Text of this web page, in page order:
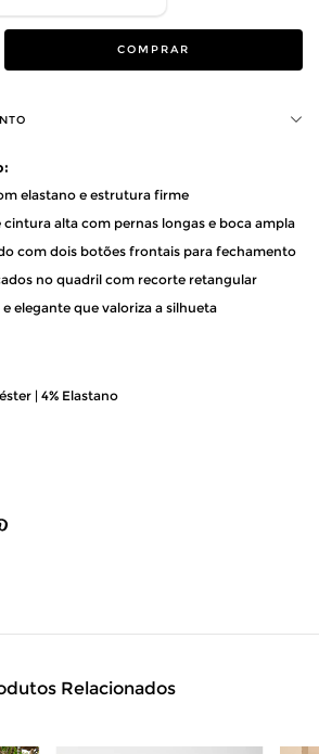
elastano e estrutura firme
alta com pernas longas e boca ampla
com dois botões frontais para fechamento
no quadril com recorte retangular
elegante que valoriza a silhueta
| 4% Elastano
Relacionados